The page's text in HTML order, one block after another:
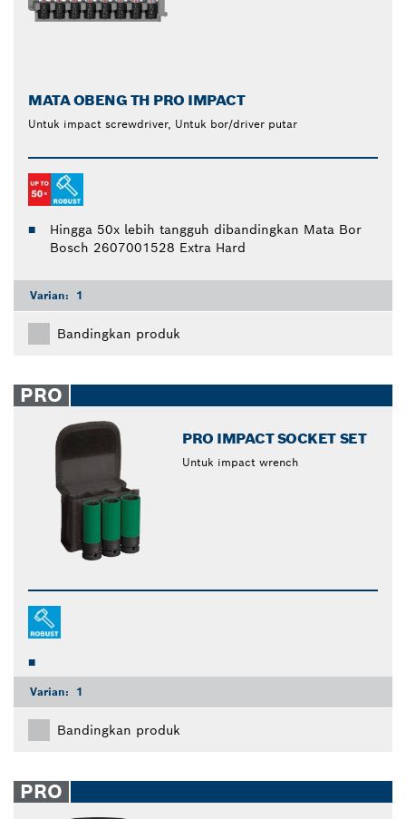
MATA OBENG TH PRO IMPACT
Untuk impact screwdriver, Untuk bor/driver putar
Hingga 50x lebih tangguh dibandingkan Mata Bor
Bosch 2607001528 Extra Hard
Varian: 1
Bandingkan produk
PRO
PRO IMPACT SOCKET SET
Untuk impact wrench
Varian: 1
Bandingkan produk
PRO